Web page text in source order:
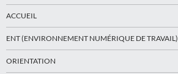
ACCUEIL
ENT (ENVIRONNEMENT NUMÉRIQUE DE TRAVAIL)
ORIENTATION